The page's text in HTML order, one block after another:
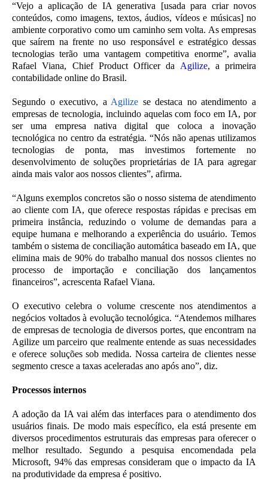
“Vejo a aplicação de IA generativa [usada para criar novos
conteúdos, como imagens, textos, áudios, vídeos e músicas] no
ambiente corporativo como um caminho sem volta. As empresas
que saírem na frente no uso responsável e estratégico dessas
tecnologias terão uma vantagem competitiva enorme”, avalia
Rafael Viana, Chief Product Officer da Agilize, a primeira
contabilidade online do Brasil.
Segundo o executivo, a Agilize se destaca no atendimento a
empresas de tecnologia, incluindo aquelas com foco em IA, por
ser uma empresa nativa digital que coloca a inovação
tecnológica no centro da estratégia. “Nós não apenas utilizamos
tecnologias de ponta, mas investimos fortemente no
desenvolvimento de soluções proprietárias de IA para agregar
ainda mais valor aos nossos clientes”, afirma.
“Alguns exemplos concretos são o nosso sistema de atendimento
ao cliente com IA, que oferece respostas rápidas e precisas em
primeira instância, reduzindo o volume de demandas para a
equipe humana e melhorando a experiência do usuário. Temos
também o sistema de conciliação automática baseado em IA, que
elimina mais de 90% do trabalho manual dos nossos clientes no
processo de importação e conciliação dos lançamentos
financeiros”, acrescenta Rafael Viana.
O executivo celebra o volume crescente nos atendimentos a
negócios voltados à evolução tecnológica. “Atendemos milhares
de empresas de tecnologia de diversos portes, que encontram na
Agilize um parceiro que realmente entende as suas necessidades
e oferece soluções sob medida. Nossa carteira de clientes nesse
segmento cresce a taxas aceleradas ano após ano”, diz.
Processos internos
A adoção da IA vai além das interfaces para o atendimento dos
usuários finais. De modo mais específico, ela está presente em
diversos procedimentos estruturais das empresas para oferecer o
melhor resultado. Segundo a pesquisa encomendada pela
Microsoft, 94% das empresas consideram que o impacto da IA
na produtividade da empresa é positivo.